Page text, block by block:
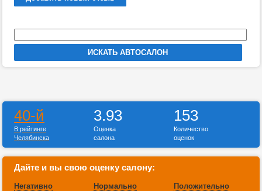
40-й
В рейтинге
Челябинска
3.93
Оценка
салона
153
Количество
оценок
Дайте и вы свою оценку салону:
Негативно Нормально Положительно